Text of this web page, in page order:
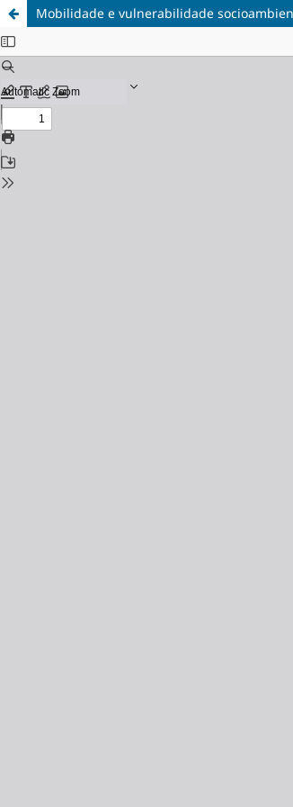
Mobilidade e vulnerabilidade